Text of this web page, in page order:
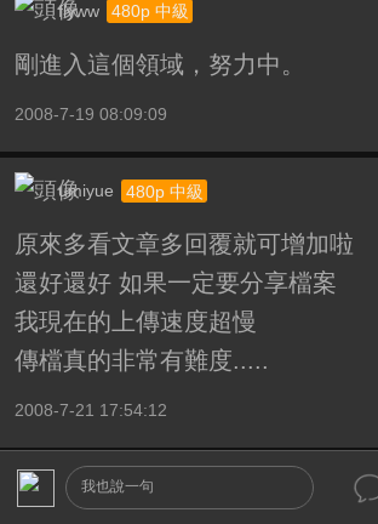
flyww 480p 中級
剛進入這個領域，努力中。
2008-7-19 08:09:09
umiyue 480p 中級
原來多看文章多回覆就可增加啦
還好還好 如果一定要分享檔案
我現在的上傳速度超慢
傳檔真的非常有難度.....
2008-7-21 17:54:12
jacky1490 訪客
我也說一句